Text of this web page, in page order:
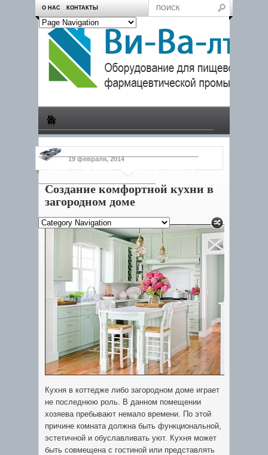
О НАС КОНТАКТЫ
Камеры Смесители Конвейеры Емкости
Продукция Другое
19 февраля, 2014
Создание комфортной кухни в
загородном доме
Кухня в коттедже либо загородном доме играет
не последнюю роль. В данном помещении
хозяева пребывают немало времени. По этой
причине комната должна быть функциональной,
эстетичной и обуславливать уют. Кухня может
быть совмещена с гостиной или представлять